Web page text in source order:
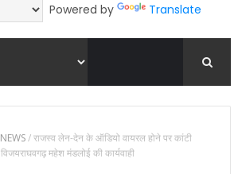
Powered by Translate
/राजस्व लेन-देन के ऑडियो वायरल होने पर कांटी
महेश मंडलोई की कार्यवाही